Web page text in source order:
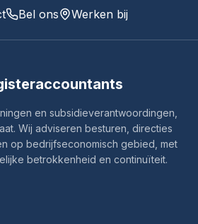
Bel ons Werken bij
en subsidieverantwoordingen,
Wij adviseren besturen, directies
op bedrijfseconomisch gebied, met
betrokkenheid en continuïteit.